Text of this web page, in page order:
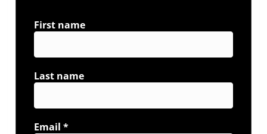
výrobců. Rozhraní je optimalizováno pro mobilní
telefony, což zajišťuje maximální komfort při
které ochrání vaše finance i duševní pohodu.
First name
Last name
Email *